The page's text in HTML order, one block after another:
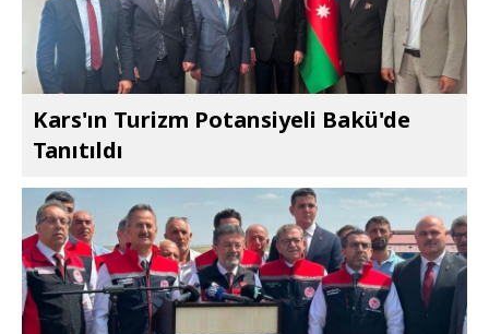
Kars'ın Turizm Potansiyeli Bakü'de
Tanıtıldı